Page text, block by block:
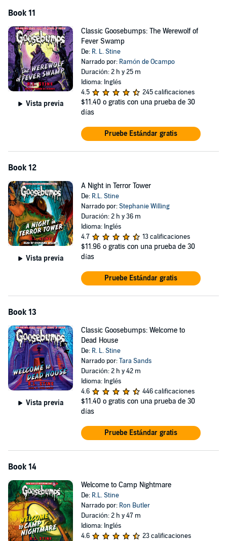
Book 11
Vista previa
Classic Goosebumps: The Werewolf of
Fever Swamp
De: R. L. Stine
Narrado por: Ramón de Ocampo
Duración: 2 h y 25 m
Idioma: Inglés
4.5
245 calificaciones
$11.40 o gratis con una prueba de 30
días
Pruebe Estándar gratis
Book 12
Vista previa
A Night in Terror Tower
De: R.L. Stine
Narrado por:Stephanie Willing
Duración: 2 h y 36 m
Idioma: Inglés
4.7
13 calificaciones
$11.96 o gratis con una prueba de 30
días
Pruebe Estándar gratis
Book 13
Vista previa
Classic Goosebumps: Welcome to
Dead House
De: R. L. Stine
Narrado por:Tara Sands
Duración: 2 h y 42 m
Idioma: Inglés
4.6
446 calificaciones
$11.40 o gratis con una prueba de 30
días
Pruebe Estándar gratis
Book 14
Welcome to Camp Nightmare
De: R.L. Stine
Narrado por: Ron Butler
Duración: 2 h y 47 m
Idioma: Inglés
4.6
23 calificaciones